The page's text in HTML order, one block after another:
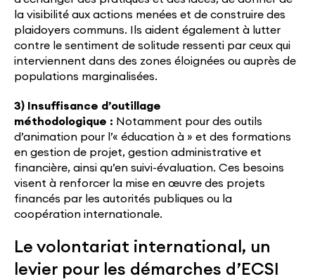
la visibilité aux actions menées et de construire des
plaidoyers communs. Ils aident également à lutter
contre le sentiment de solitude ressenti par ceux qui
interviennent dans des zones éloignées ou auprès de
populations marginalisées.
3) Insuffisance d’outillage
méthodologique : Notamment pour des outils
d’animation pour l’« éducation à » et des formations
en gestion de projet, gestion administrative et
financière, ainsi qu’en suivi-évaluation. Ces besoins
visent à renforcer la mise en œuvre des projets
financés par les autorités publiques ou la
coopération internationale.
Le volontariat international, un
levier pour les démarches d’ECSI